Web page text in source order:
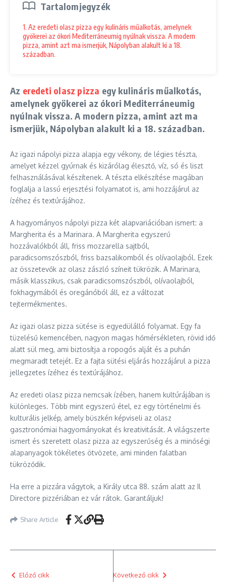
Tartalomjegyzék
1. Az eredeti olasz pizza egy kulináris műalkotás, amelynek
gyökerei az ókori Mediterráneumig nyúlnak vissza. A modern
pizza, amint azt ma ismerjük, Nápolyban alakult ki a 18.
században.
Az eredeti olasz pizza egy kulináris műalkotás,
amelynek gyökerei az ókori Mediterráneumig
nyúlnak vissza. A modern pizza, amint azt ma
ismerjük, Nápolyban alakult ki a 18. században.
Az igazi nápolyi pizza alapja egy vékony, de légies tészta,
amelyet kézzel gyúrnak és kizárólag élesztő, víz, só és liszt
felhasználásával készítenek. A tészta elkészítése magában
foglalja a lassú erjesztési folyamatot is, ami hozzájárul az
ízéhez és textúrájához.
A hagyományos nápolyi pizza két alapvariációban ismert: a
Margherita és a Marinara. A Margherita egyszerű
hozzávalókból áll, friss mozzarella sajtból,
paradicsomszószból, friss bazsalikomból és olívaolajból. Ezek
az összetevők az olasz zászló színeit tükrözik. A Marinara,
másik klasszikus, csak paradicsomszószból, olívaolajból,
fokhagymából és oregánóból áll, ez a változat
tejtermékmentes.
Az igazi olasz pizza sütése is egyedülálló folyamat. Egy fa
tüzelésű kemencében, nagyon magas hőmérsékleten, rövid idő
alatt sül meg, ami biztosítja a ropogós alját és a puhán
megmaradt tetejét. Ez a fajta sütési eljárás hozzájárul a pizza
jellegzetes ízéhez és textúrájához.
Az eredeti olasz pizza nemcsak ízében, hanem kultúrájában is
különleges. Több mint egyszerű étel, ez egy történelmi és
kulturális jelkép, amely büszkén képviseli az olasz
gasztronómiai hagyományokat és kreativitását. A világszerte
ismert és szeretett olasz pizza az egyszerűség és a minőségi
alapanyagok tökéletes ötvözete, ami minden falatban
tükröződik.
Ha erre a pizzára vágytok, a Király utca 88. szám alatt az Il
Directore pizzériában ez vár rátok. Garantáljuk!
Share Article
Előző cikk Következő cikk